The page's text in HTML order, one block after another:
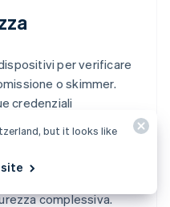
per verificare
o skimmer.
credenziali
digitale è
responsabilità
complessiva.
but it looks like